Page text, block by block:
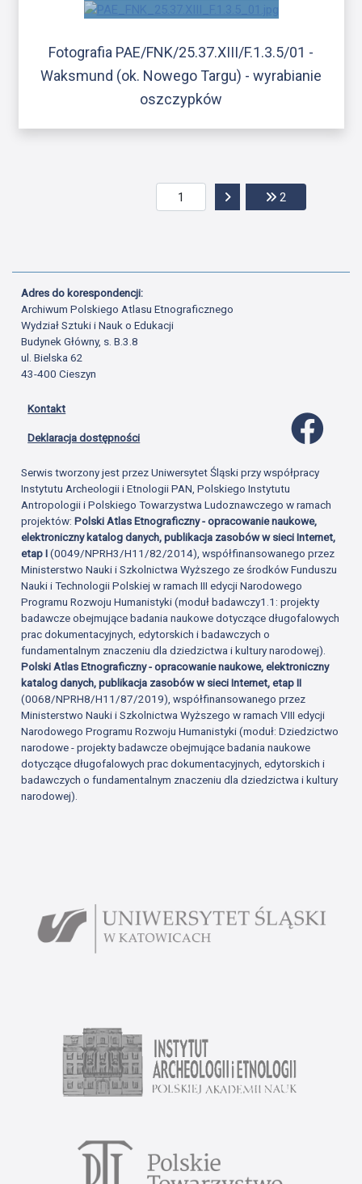
Fotografia PAE/FNK/25.37.XIII/F.1.3.5/01 -
Waksmund (ok. Nowego Targu) - wyrabianie
oszczypków
Przejdź do następnej
2
Adres do korespondencji:
Archiwum Polskiego Atlasu Etnograficznego
Wydział Sztuki i Nauk o Edukacji
Budynek Główny, s. B.3.8
ul. Bielska 62
43-400 Cieszyn
Kontakt
Deklaracja dostępności
Serwis tworzony jest przez Uniwersytet Śląski przy współpracy
Instytutu Archeologii i Etnologii PAN, Polskiego Instytutu
Antropologii i Polskiego Towarzystwa Ludoznawczego w ramach
projektów:Polski Atlas Etnograficzny - opracowanie naukowe,
elektroniczny katalog danych, publikacja zasobów w sieci Internet,
etap I(0049/NPRH3/H11/82/2014), współfinansowanego przez
Ministerstwo Nauki i Szkolnictwa Wyższego ze środków Funduszu
Nauki i Technologii Polskiej w ramach III edycji Narodowego
Programu Rozwoju Humanistyki (moduł badawczy1.1: projekty
badawcze obejmujące badania naukowe dotyczące długofalowych
prac dokumentacyjnych, edytorskich i badawczych o
fundamentalnym znaczeniu dla dziedzictwa i kultury narodowej).
Polski Atlas Etnograficzny - opracowanie naukowe, elektroniczny
katalog danych, publikacja zasobów w sieci Internet, etap II
(0068/NPRH8/H11/87/2019), współfinansowanego przez
Ministerstwo Nauki i Szkolnictwa Wyższego w ramach VIII edycji
Narodowego Programu Rozwoju Humanistyki (moduł: Dziedzictwo
narodowe - projekty badawcze obejmujące badania naukowe
dotyczące długofalowych prac dokumentacyjnych, edytorskich i
badawczych o fundamentalnym znaczeniu dla dziedzictwa i kultury
narodowej).